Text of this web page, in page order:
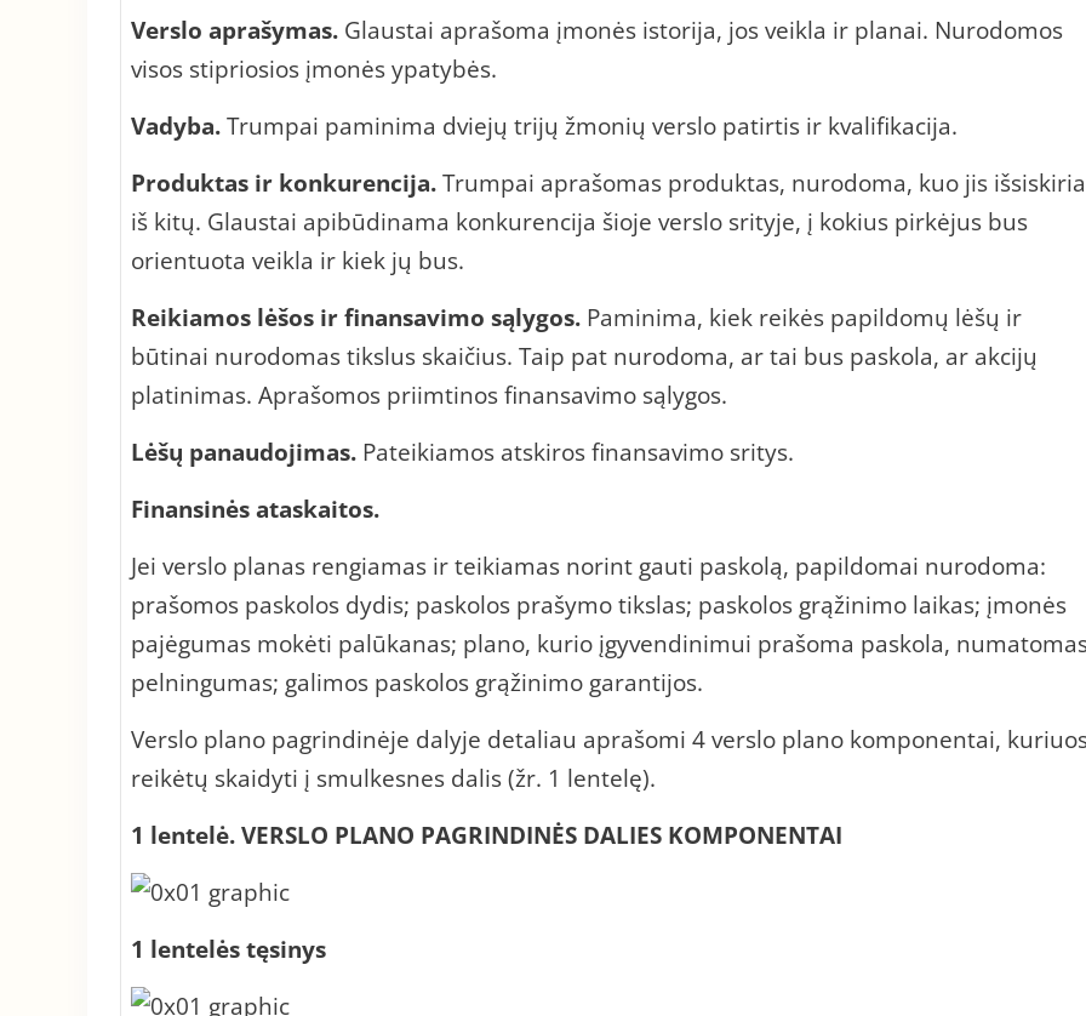
Verslo aprašymas. Glaustai aprašoma įmonės istorija, jos veikla ir planai. Nurodomos
visos stipriosios įmonės ypatybės.
Vadyba.Trumpai paminima dviejų trijų žmonių verslo patirtis ir kvalifikacija.
Produktas ir konkurencija.Trumpai aprašomas produktas, nurodoma, kuo jis išsiskiria
iš kitų. Glaustai apibūdinama konkurencija šioje verslo srityje, į kokius pirkėjus bus
orientuota veikla ir kiek jų bus.
Reikiamos lėšos ir finansavimo sąlygos. Paminima, kiek reikės papildomų lėšų ir
būtinai nurodomas tikslus skaičius. Taip pat nurodoma, ar tai bus paskola, ar akcijų
platinimas. Aprašomos priimtinos finansavimo sąlygos.
Lėšų panaudojimas. Pateikiamos atskiros finansavimo sritys.
Finansinės ataskaitos.
Jei verslo planas rengiamas ir teikiamas norint gauti paskolą, papildomai nurodoma:
prašomos paskolos dydis; paskolos prašymo tikslas; paskolos grąžinimo laikas; įmonės
pajėgumas mokėti palūkanas; plano, kurio įgyvendinimui prašoma paskola,
pelningumas; galimos paskolos grąžinimo garantijos.
Verslo plano pagrindinėje dalyje detaliau aprašomi 4 verslo plano komponentai,
reikėtų skaidyti į smulkesnes dalis (žr. 1 lentelę).
1 lentelė. VERSLO PLANO PAGRINDINĖS DALIES KOMPONENTAI
1 lentelės tęsinys